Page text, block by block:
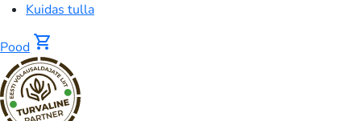
Kuidas tulla
Pood shopping_cart